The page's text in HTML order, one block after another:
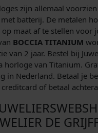
zijn allemaal
batterij. De metalen
maat af te stellen voor
BOCCIA TITANIUM
van 2 jaar. Bestel bij
horloge van Titanium.
in Nederland. Betaal je
of betaal
DE